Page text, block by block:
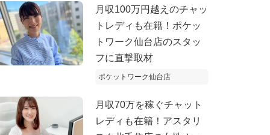
月収100万円越えのチャッ
トレディも在籍！ポケッ
トワーク仙台店のスタッ
フに直撃取材
ポケットワーク仙台店
月収70万を稼ぐチャット
レディも在籍！アスタリ